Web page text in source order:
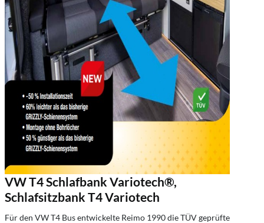
VW T4 Schlafbank Variotech®,
Schlafsitzbank T4 Variotech
Für den VW T4 Bus entwickelte Reimo 1990 die TÜV geprüfte